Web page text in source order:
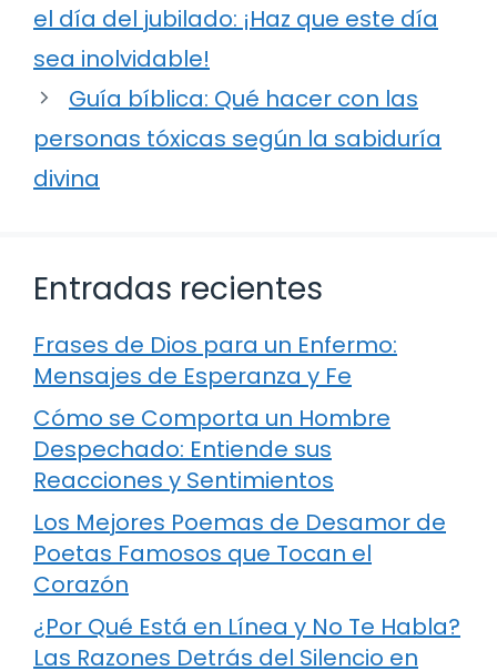
el día del jubilado: ¡Haz que este día
sea inolvidable!
Guía bíblica: Qué hacer con las
personas tóxicas según la sabiduría
divina
Entradas recientes
Frases de Dios para un Enfermo:
Mensajes de Esperanza y Fe
Cómo se Comporta un Hombre
Despechado: Entiende sus
Reacciones y Sentimientos
Los Mejores Poemas de Desamor de
Poetas Famosos que Tocan el
Corazón
¿Por Qué Está en Línea y No Te Habla?
Las Razones Detrás del Silencio en